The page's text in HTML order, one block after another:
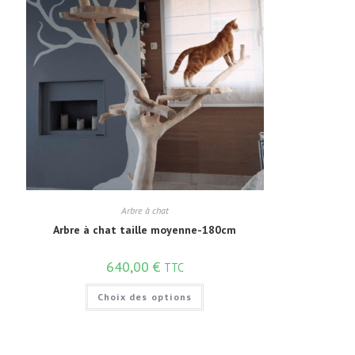
Arbre à chat
Arbre à chat taille moyenne-180cm
640,00 € TTC
Choix des options